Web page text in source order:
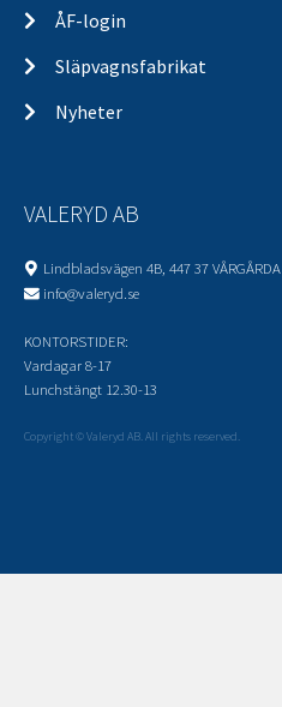
ÅF-login
Släpvagnsfabrikat
Nyheter
VALERYD AB
Lindbladsvägen 4B, 447 37 VÅRGÅRDA
info@valeryd.se
KONTORSTIDER:
Vardagar 8-17
Lunchstängt 12.30-13
Copyright © Valeryd AB. All rights reserved.